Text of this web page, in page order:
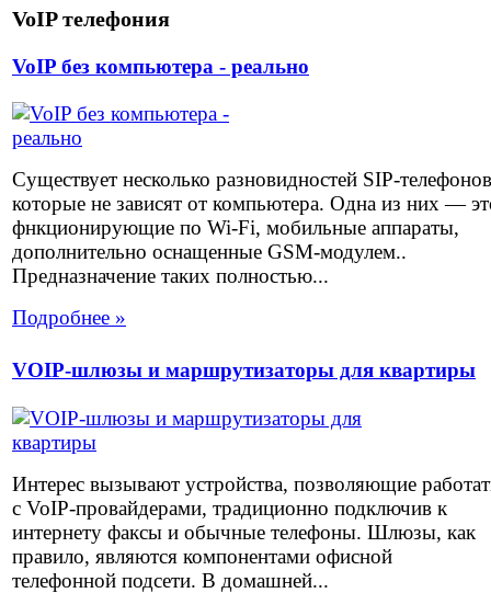
VoIP телефония
VoIP без компьютера - реально
Существует несколько разновидностей SIP-телефонов
которые не зависят от компьютера. Одна из них —
фнкционирующие по Wi-Fi, мобильные аппараты,
дополнительно оснащенные GSM-модулем..
Предназначение таких полностью...
Подробнее »
VOIP-шлюзы и маршрутизаторы для квартиры
Интерес вызывают устройства, позволяющие
с VoIP-провайдерами, традиционно подключив к
интернету факсы и обычные телефоны. Шлюзы, как
правило, являются компонентами офисной
телефонной подсети. В домашней...